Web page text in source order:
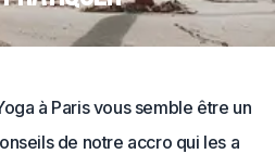
à Paris vous semble être un
de notre accro qui les a